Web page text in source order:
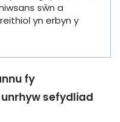
sŵn a
yn erbyn y
fy
sefydliad